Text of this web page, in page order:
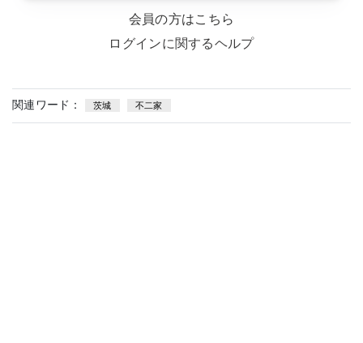
会員の方はこちら
ログインに関するヘルプ
関連ワード： 茨城 不二家